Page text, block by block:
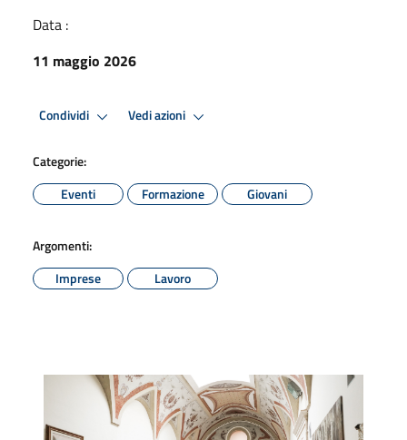
Data :
11 maggio 2026
Condividi Vedi azioni
Categorie:
Eventi
Formazione Giovani
Argomenti:
Imprese
Lavoro